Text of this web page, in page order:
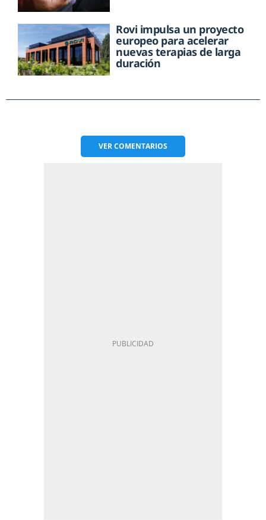
Rovi impulsa un proyecto
europeo para acelerar
nuevas terapias de larga
duración
VERCOMENTARIOS